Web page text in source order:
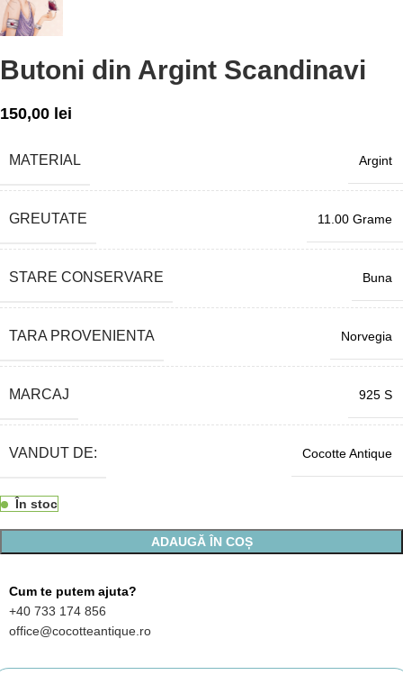
Butoni din Argint Scandinavi
150,00 lei
MATERIAL Argint
GREUTATE 11.00 Grame
STARE CONSERVARE Buna
TARA PROVENIENTA Norvegia
MARCAJ 925 S
VANDUT DE: Cocotte Antique
În stoc
ADAUGĂ ÎN COȘ
Cum te putem ajuta?
+40 733 174 856
office@cocotteantique.ro